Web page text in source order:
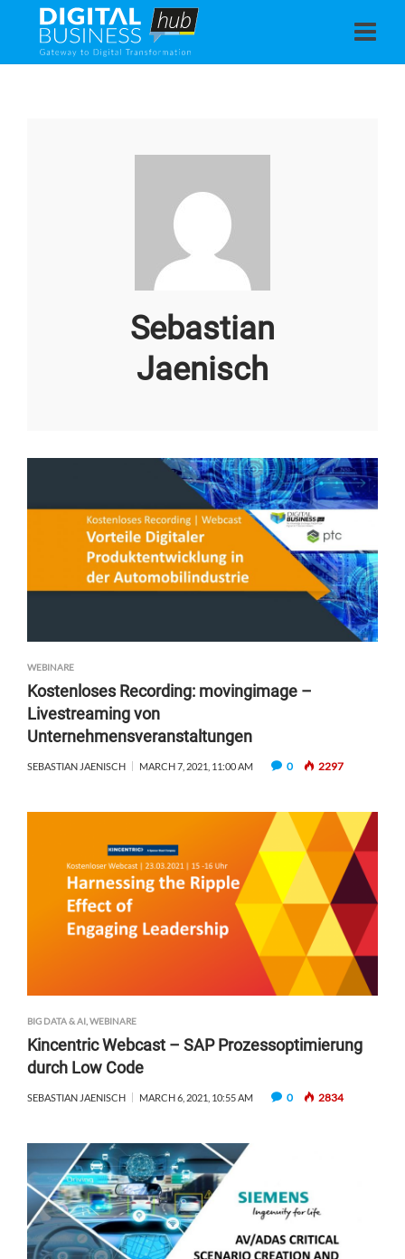
Sebastian
Jaenisch
WEBINARE
Kostenloses Recording: movingimage –
Livestreaming von
Unternehmensveranstaltungen
SEBASTIAN JAENISCH MARCH 7, 2021, 11:00 AM 0 2297
BIG DATA & AI,WEBINARE
Kincentric Webcast – SAP Prozessoptimierung
durch Low Code
SEBASTIAN JAENISCH MARCH 6, 2021, 10:55 AM 0 2834